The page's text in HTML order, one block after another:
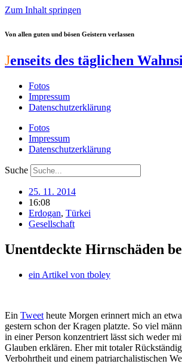
Zum Inhalt springen
Von allen guten und bösen Geistern verlassen
Jenseits des täglichen
Fotos
Impressum
Datenschutzerklärung
Fotos
Impressum
Datenschutzerklärung
Suche
25. 11. 2014
16:08
Erdogan, Türkei
Gesellschaft
Unentdeckte Hirnschäden
ein Artikel von tboley
Ein Tweet heute Morgen erinnert mich an
gestern schon der Kragen platzte. So viel
in einer Person konzentriert lässt sich weder
Glauben erklären. Eher mit totaler
Verbohrtheit und einem patriarchalistischen